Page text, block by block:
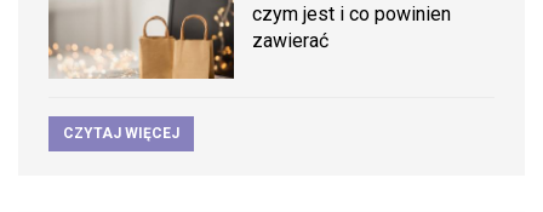
czym jest i co powinien
zawierać
CZYTAJ WIĘCEJ